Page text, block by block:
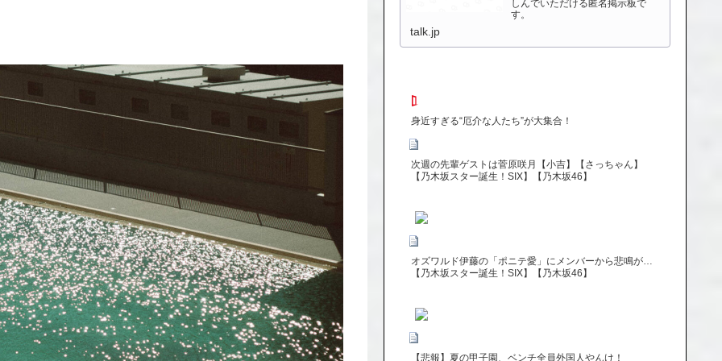
しんでいただける匿名掲示板で
す。
talk.jp
身近すぎる“厄介な人たち”が大集合！
次週の先輩ゲストは菅原咲月【小吉】【さっちゃん】
【乃木坂スター誕生！SIX】【乃木坂46】
オズワルド伊藤の「ポニテ愛」にメンバーから悲鳴が…
【乃木坂スター誕生！SIX】【乃木坂46】
【悲報】夏の甲子園、ベンチ全員外国人やんけ！